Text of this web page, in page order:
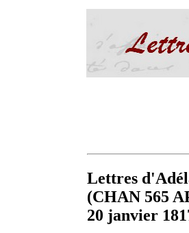
Lettres
(CHAN 565
20 janvier